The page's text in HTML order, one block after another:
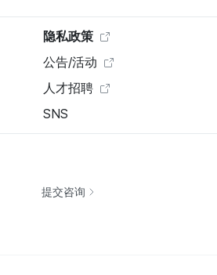
隐私政策
公告/活动
人才招聘
SNS
提交咨询